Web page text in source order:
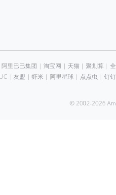
阿里巴巴集团 | 淘宝网 | 天猫| 聚划算 |
UC| 友盟 | 虾米 | 阿里星球| 点点虫 | 钉钉
© 2002-2026